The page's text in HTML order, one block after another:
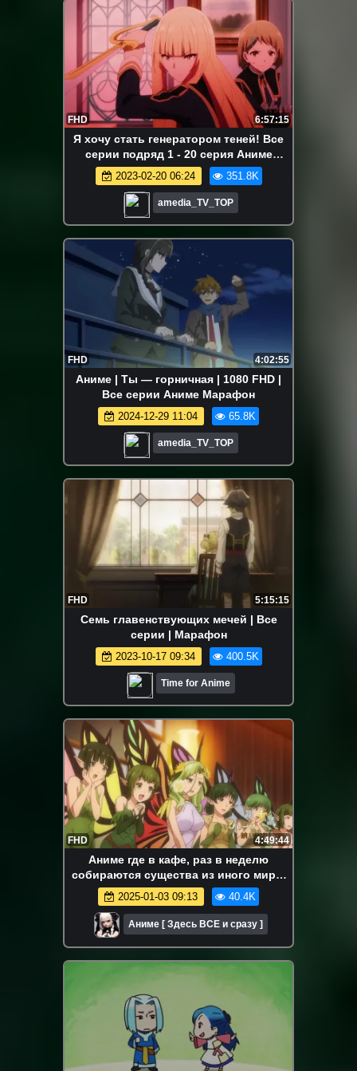
FHD 6:57:15
Я хочу стать генератором теней! Все
серии подряд 1 - 20 серия Аниме
Марафон
2023-02-20 06:24 351.8K
amedia_TV_TOP
FHD 4:02:55
Аниме | Ты — горничная | 1080 FHD |
Все серии Аниме Марафон
2024-12-29 11:04 65.8K
amedia_TV_TOP
FHD 5:15:15
Семь главенствующих мечей | Все
серии | Марафон
2023-10-17 09:34 400.5K
Time for Anime
FHD 4:49:44
Аниме где в кафе, раз в неделю
собираются существа из иного мира.
Ресторанчик из иного мира 1 сезон.
Аниме-марафон.
2025-01-03 09:13 40.4K
Аниме [ Здесь ВСЕ и сразу ]